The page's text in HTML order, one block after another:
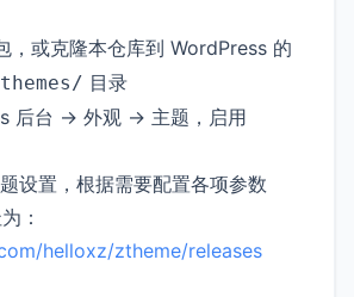
，或克隆本仓库到 WordPress 的
目录
后台 → 外观 → 主题，启用
设置，根据需要配置各项参数
：
helloxz/ztheme/releases